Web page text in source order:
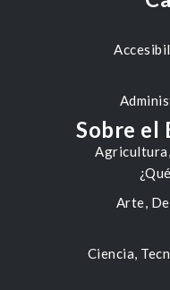
Arte,
Ciencia,
Sobre el